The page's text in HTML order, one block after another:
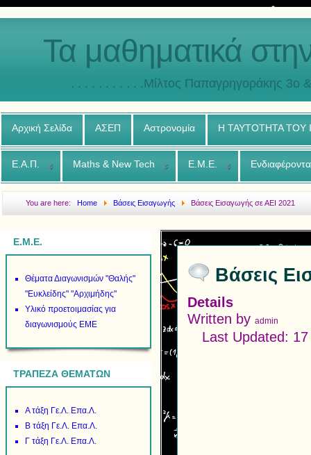
Τα μαθηματικά
. . . . . . . . . . .Μίλτος Παπαγρηγοράκης 3o
Αρχική Σελίδα ΑΣΕΠ Αστρονομία Η ΤΑΥΤΟΤΗΤΑ ΤΟΥ
Ε.Α.Π. Maths & New Tech Ε.Μ.Ε.
You are here:Home Βάσεις Εισαγωγής Βάσεις Εισαγωγής σε ΑΕΙ 2021
Ε.Μ.Ε.
Θέματα Διαγωνισμών "Θαλής"
"Ευκλείδης" "Αρχιμήδης"
Υλικό προετοιμασίας για
διαγωνισμούς ΕΜΕ
ΤΡΑΠΕΖΑ ΘΕΜΑΤΩΝ
Α τάξη Γε.Λ. Επα.Λ.
Β τάξη Γε.Λ. Επα.Λ.
Γ τάξη Γε.Λ. Επα.Λ.
Βάσεις
Details
Written byadmin
Last Updated: